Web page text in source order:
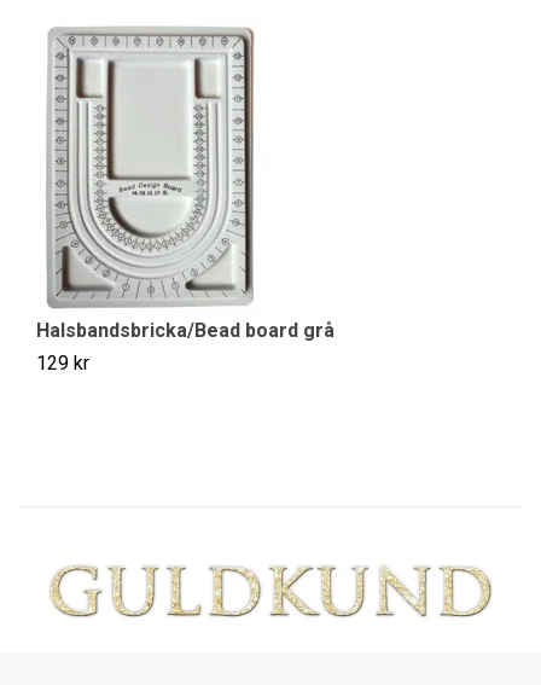
Halsbandsbricka/Bead board grå
129 kr